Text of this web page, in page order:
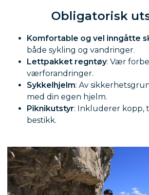
Obligatorisk
Komfortable og vel inngåtte
både sykling og vandringer.
Lettpakket regntøy: Vær
værforandringer.
Sykkelhjelm: Av
med din egen hjelm.
Piknikutstyr: Inkluderer kopp,
bestikk.